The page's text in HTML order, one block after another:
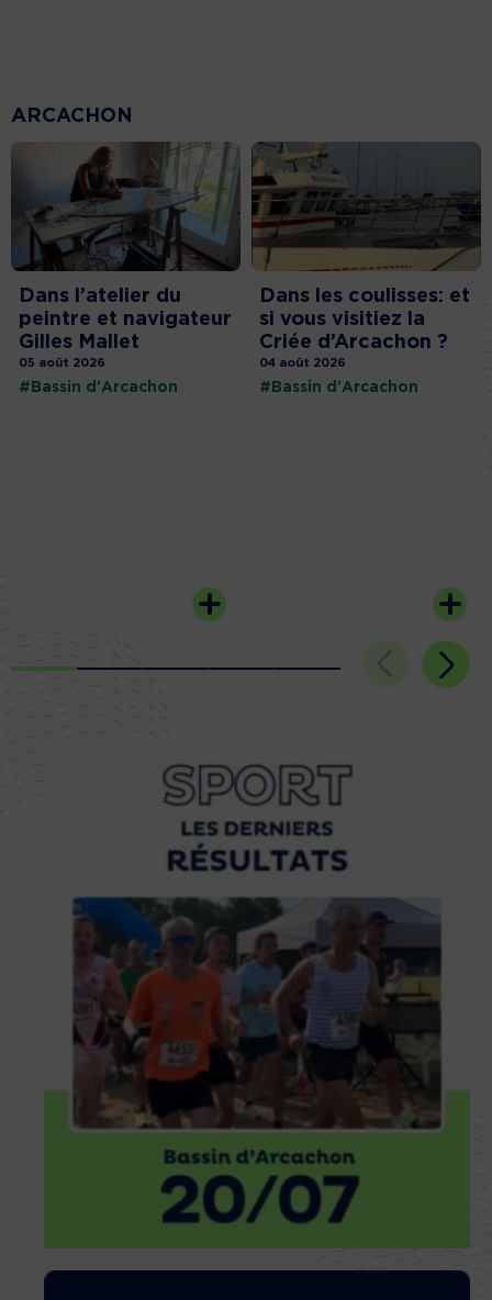
ARCACHON
Dans l’atelier du
peintre et navigateur
Gilles Mallet
05 août 2026
#Bassin d'Arcachon
Dans les coulisses: et
si vous visitiez la
Criée d’Arcachon ?
04 août 2026
#Bassin d'Arcachon